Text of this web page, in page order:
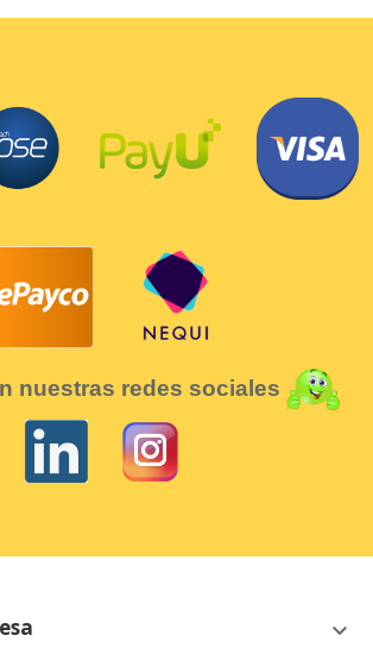
nuestras redes sociales
keyboard_arrow_down